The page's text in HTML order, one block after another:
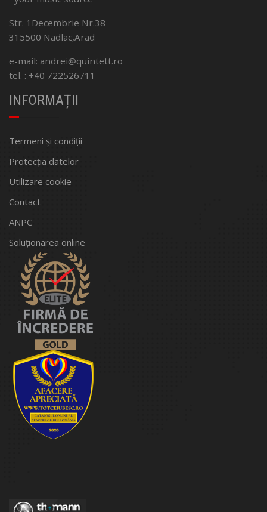
Str. 1Decembrie Nr.38
315500 Nadlac,Arad
e-mail: andrei@quintett.ro
tel. : +40 722526711
INFORMAȚII
Termeni și condiții
Protecția datelor
Utilizare cookie
Contact
ANPC
Soluționarea online